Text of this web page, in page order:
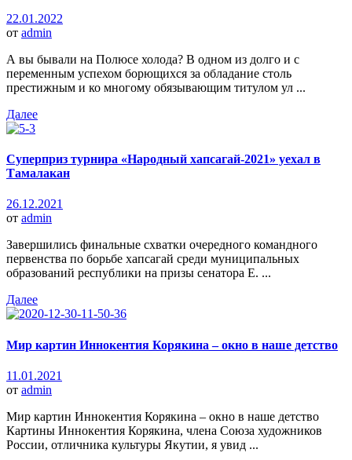
22.01.2022
от admin
А вы бывали на Полюсе холода? В одном из долго и с
переменным успехом борющихся за обладание столь
престижным и ко многому обязывающим титулом ул ...
Далее
Суперприз турнира «Народный хапсагай-2021» уехал в
Тамалакан
26.12.2021
от admin
Завершились финальные схватки очередного командного
первенства по борьбе хапсагай среди муниципальных
образований республики на призы сенатора Е. ...
Далее
Мир картин Иннокентия Корякина – окно в наше детство
11.01.2021
от admin
Мир картин Иннокентия Корякина – окно в наше детство
Картины Иннокентия Корякина, члена Союза художников
России, отличника культуры Якутии, я увид ...